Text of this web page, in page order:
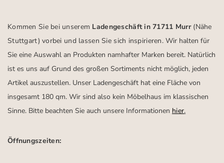
Kommen Sie bei unserem Ladengeschäft in 71711 Murr (Nähe
Stuttgart) vorbei und lassen Sie sich inspirieren.Wir halten für
Sie eine Auswahl an Produkten namhafter Marken bereit. Natürlich
ist es uns auf Grund des großen Sortiments nicht möglich, jeden
Artikel auszustellen. Unser Ladengeschäft hat eine Fläche von
insgesamt 180 qm. Wir sind also kein Möbelhaus im klassischen
Sinne. Bitte beachten Sie auch unsere Informationen hier.
Öffnungszeiten: